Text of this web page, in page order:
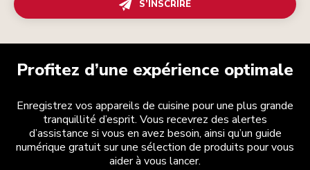
S’INSCRIRE
Profitez d’une expérience optimale
Enregistrez vos appareils de cuisine pour une plus grande
tranquillité d’esprit. Vous recevrez des alertes
d’assistance si vous en avez besoin, ainsi qu’un guide
numérique gratuit sur une sélection de produits pour vous
aider à vous lancer.